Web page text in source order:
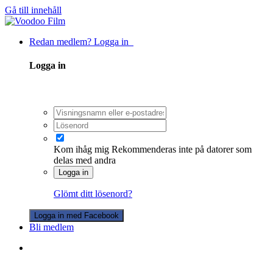
Gå till innehåll
Redan medlem? Logga in
Logga in
Kom ihåg mig Rekommenderas inte på datorer som
delas med andra
Logga in
Glömt ditt lösenord?
Logga in med Facebook
Bli medlem